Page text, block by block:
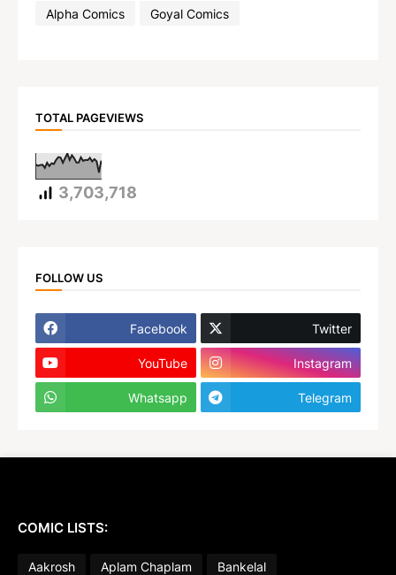
Alpha Comics
Goyal Comics
TOTAL PAGEVIEWS
3,703,718
FOLLOW US
Facebook Twitter
YouTube Instagram
Whatsapp Telegram
COMIC LISTS:
Aakrosh Aplam Chaplam
Bankelal